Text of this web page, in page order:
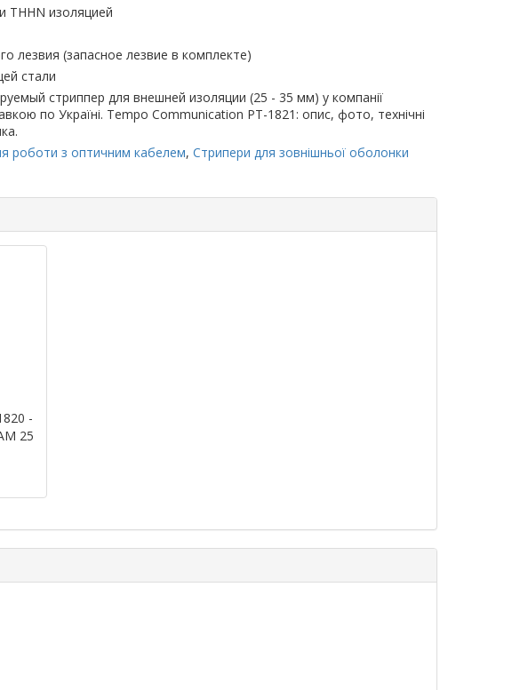
THHN изоляцией
лезвия (запасное лезвие в комплекте)
стали
стриппер для внешней изоляции (25 - 35 мм) у компанії
по Україні. Tempo Communication PT-1821: опис, фото, технічні
роботи з оптичним кабелем, Стрипери для зовнішньої оболонки
-
25